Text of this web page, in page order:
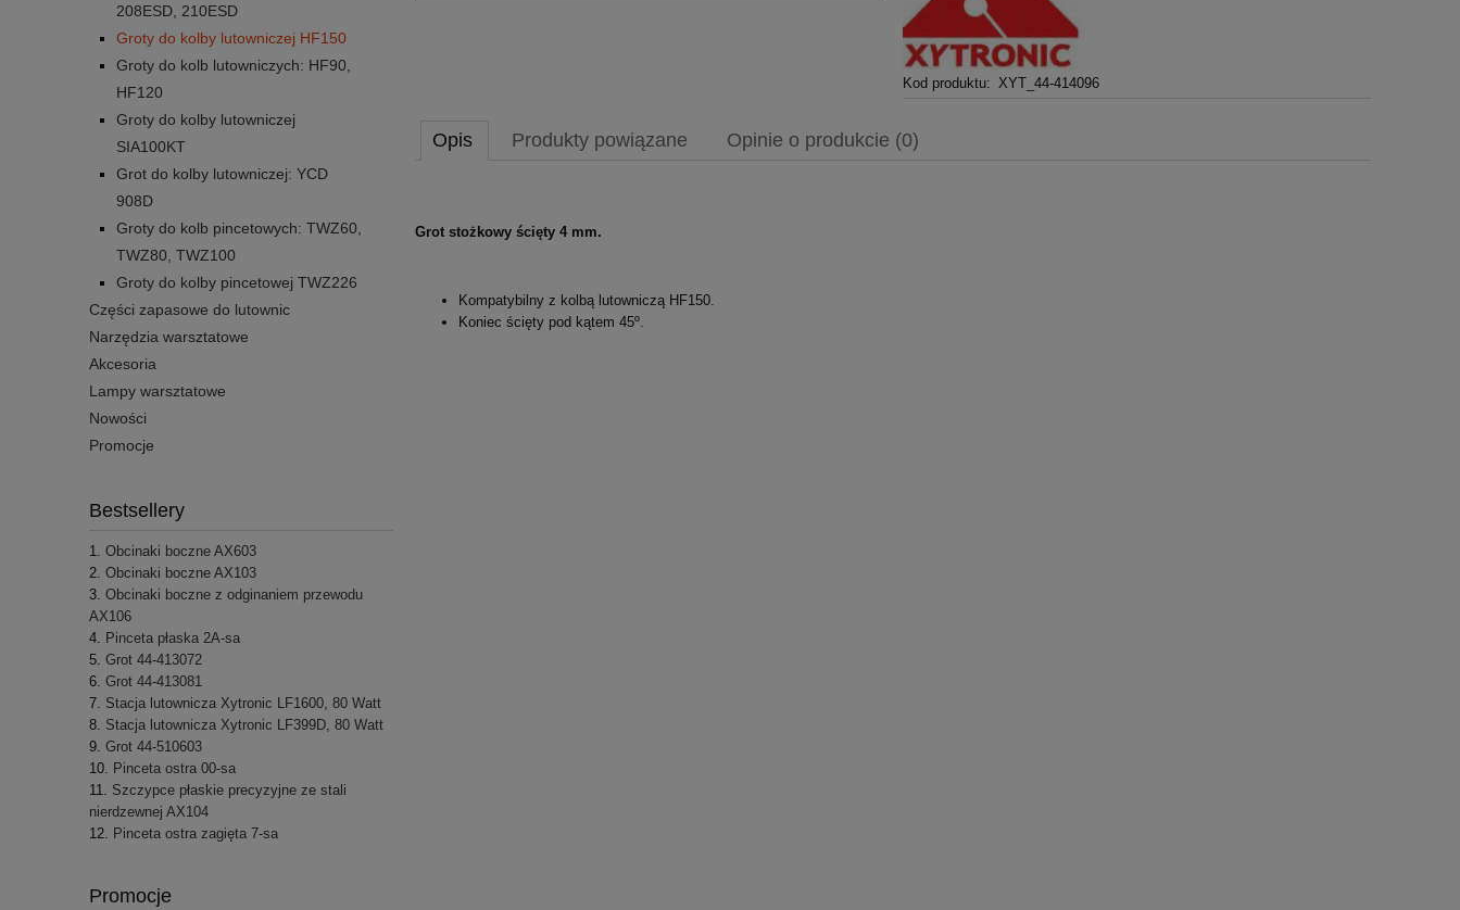
208ESD, 210ESD
Groty do kolby lutowniczej HF150
Groty do kolb lutowniczych: HF90,
HF120
Groty do kolby lutowniczej
SIA100KT
Grot do kolby lutowniczej: YCD
908D
Groty do kolb pincetowych: TWZ60,
TWZ80, TWZ100
Groty do kolby pincetowej TWZ226
Części zapasowe do lutownic
Narzędzia warsztatowe
Akcesoria
Lampy warsztatowe
Nowości
Promocje
Bestsellery
Obcinaki boczne AX603
Obcinaki boczne AX103
Obcinaki boczne z odginaniem przewodu
AX106
Pinceta płaska 2A-sa
Grot 44-413072
Grot 44-413081
Stacja lutownicza Xytronic LF1600, 80 Watt
Stacja lutownicza Xytronic LF399D, 80 Watt
Grot 44-510603
Pinceta ostra 00-sa
Szczypce płaskie precyzyjne ze stali
nierdzewnej AX104
Pinceta ostra zagięta 7-sa
Promocje
Kod produktu: XYT_44-414096
Opis Produkty powiązane Opinie o produkcie (0)
Grot stożkowy ścięty 4 mm.
Kompatybilny z kolbą lutowniczą HF150.
Koniec ścięty pod kątem 45º.